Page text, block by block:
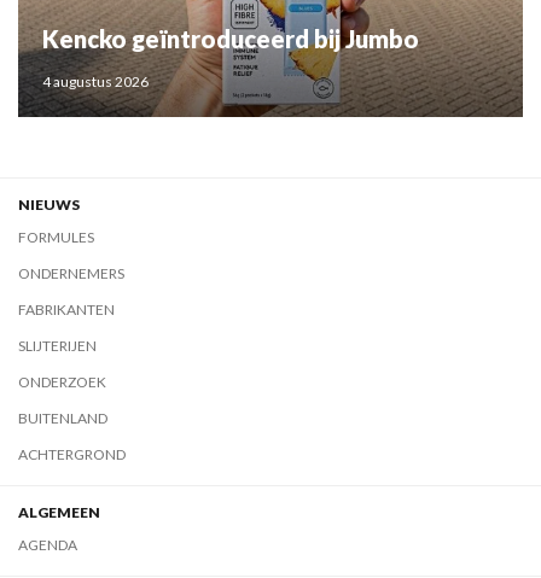
Kencko geïntroduceerd bij Jumbo
4 augustus 2026
NIEUWS
FORMULES
ONDERNEMERS
FABRIKANTEN
SLIJTERIJEN
ONDERZOEK
BUITENLAND
ACHTERGROND
ALGEMEEN
AGENDA